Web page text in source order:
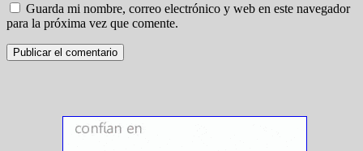
Guarda mi nombre, correo electrónico y web en este navegador
para la próxima vez que comente.